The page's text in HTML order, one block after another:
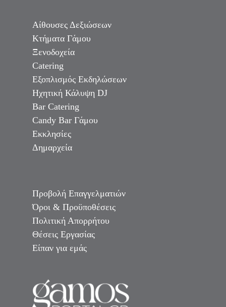
Αίθουσες Δεξιώσεων
Κτήματα Γάμου
Ξενοδοχεία
Catering
Εξοπλισμός Εκδηλώσεων
Ηχητική Κάλυψη DJ
Bar Catering
Candy Bar Γάμου
Εκκλησίες
Δημαρχεία
Προβολή Επαγγελματιών
Όροι & Προϋποθέσεις
Πολιτική Απορρήτου
Θέσεις Εργασίας
Είπαν για εμάς